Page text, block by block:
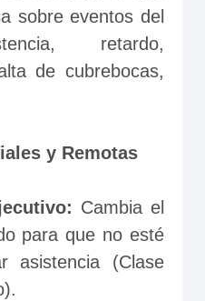
sobre eventos del
retardo,
de cubrebocas,
y Remotas
Cambia el
para que no esté
asistencia (Clase